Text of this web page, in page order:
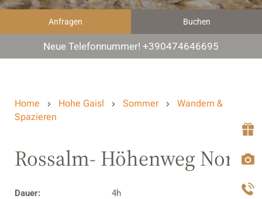
Anfragen Buchen
Neue Telefonnummer! +390474646695
Home Hohe Gaisl Sommer
Wandern &
Spazieren
Rossalm- Höhenweg Nord
Dauer:
4h